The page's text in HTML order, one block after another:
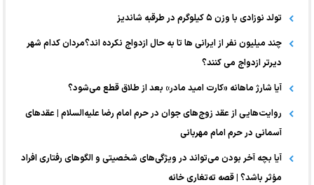
تولد نوزادی با وزن ۵ کیلوگرم در طرقبه شاندیز
چند میلیون نفر از ایرانی ها تا به حال ازدواج نکرده اند؟مردان کدام شهر
دیرتر ازدواج می کنند؟
آیا شارژ ماهانه «کارت امید مادر» بعد از طلاق قطع می‌شود؟
روایت‌هایی از عقد زوج‌های جوان در حرم امام رضا علیه‌السلام | عقد‌های
آسمانی در حرم امام مهربانی
آیا بچه آخر بودن می‌تواند در ویژگی‌های شخصیتی و الگوهای رفتاری افراد
مؤثر باشد؟ | قصه ته‌تغاری‌‌ خانه